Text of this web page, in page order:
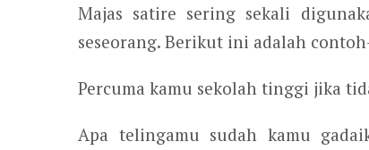
Majas satire sering sekali
seseorang. Berikut ini adalah
Percuma kamu sekolah tinggi jika
Apa telingamu sudah kamu